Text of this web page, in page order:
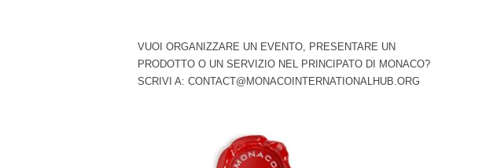
VUOI ORGANIZZARE UN EVENTO, PRESENTARE UN
PRODOTTO O UN SERVIZIO NEL PRINCIPATO DI MONACO?
SCRIVI A: CONTACT@MONACOINTERNATIONALHUB.ORG